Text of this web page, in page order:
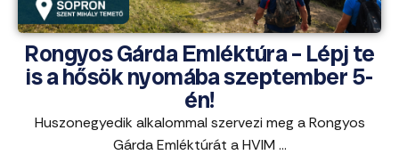
Rongyos Gárda Emléktúra – Lépj te
is a hősök nyomába szeptember 5-
én!
Huszonegyedik alkalommal szervezi meg a Rongyos
Gárda Emléktúrát a HVIM ...